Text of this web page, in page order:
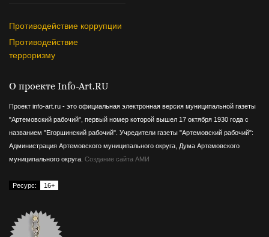
Противодействие коррупции
Противодействие
терроризму
О проекте Info-Art.RU
Проект info-art.ru - это официальная электронная версия муниципальной газеты
"Артемовский рабочий", первый номер которой вышел 17 октября 1930 года с
названием "Егоршинский рабочий". Учредители газеты "Артемовский рабочий":
Администрация Артемовского муниципального округа, Дума Артемовского
муниципального округа. Создание сайта АМИ
Ресурс: 16+